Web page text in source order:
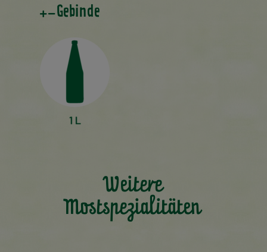
Gebinde
Weitere
Mostspezialitäten